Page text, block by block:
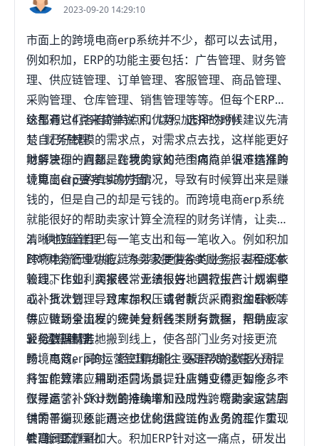
据备份跨境电商ERP系统会抓取各个平台店铺的订
的隐私机密。同时跨境电商ERP系统日积月累会抓取
很多的订单数据，这些数据的量非常庞大，但对
2023-09-20 14:29:10
市面上的跨境电商erp系统并不少，都可以去试用，
例如积加，ERP的功能主要包括：广告管理、财务管
理、供应链管理、订单管理、客服管理、商品管理、
采购管理、仓库管理、销售管理等等。但每个ERP系
统都有它们各自的特点和优势，选择的时候建议先清
楚自己仔槐模的需求点，对需求点去找，这样能更好
地解决你的问题。在我的认知范围内简单说下选择跨
境电商erp要考虑的方面：
这里通过4点来简单说下，以积加ERP为例！
1、财务管理
财务管理一直都是跨境卖家的一个痛点，很难精准的
计算出自己的真实财务情况，导致有时候算出来是赚
钱的，但是自己的却是亏钱的。而跨境电商erp系统
就能很好的帮助卖家计算全流程的财务详情，让卖家
清晰地知道自己每一笔支出和每一笔收入。例如积加
ERP财务管理功能，为卖家提供各类财务报表和成本
管理。比如利润报表、业绩报告、回款报告、成本中
心、批次管理、月末加权、请付款、采购资金看板等
等，做到全流程的统计分析各类财务数据，帮助卖家
轻松管理财务。
2、供应链管理
跨境电商行业供应链条涉及更复杂的业务，甚至还依
赖线下作业，卖家经常无法很好地进行生产计划调整
或补货计划，导致库存积压或者断货。而积加ERP以
供应链场景出发，完美复刻线下所有流程，把供应链
业务数据精准地搬到线上，使各部门业务对接更流
畅、高效。同时，经过精细化、深层次的数据分析，
将智能算法应用到不同场景，让业务变得更智能，不
仅提高了补货计划的准确率和及时性，帮助卖家达到
供需平衡，还能进一步优化供应链的业务流程，实现
管理闭环。
3、运营管理
跨境电商erp的运营管理功能主要是帮助运营人员提
升工作效率，辅助运营人员提升店铺业绩。如今多个
账号运营，SKU数量持续增加已成为跨境卖家运营店
铺的普遍现象，而这也让的运营工作人员的工作重复
性高，工作量加大。积加ERP针对这一痛点，研发出
4、管理流程化